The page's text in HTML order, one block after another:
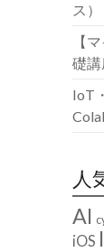
ス）
【
礎
IoT
人
AI
iOS